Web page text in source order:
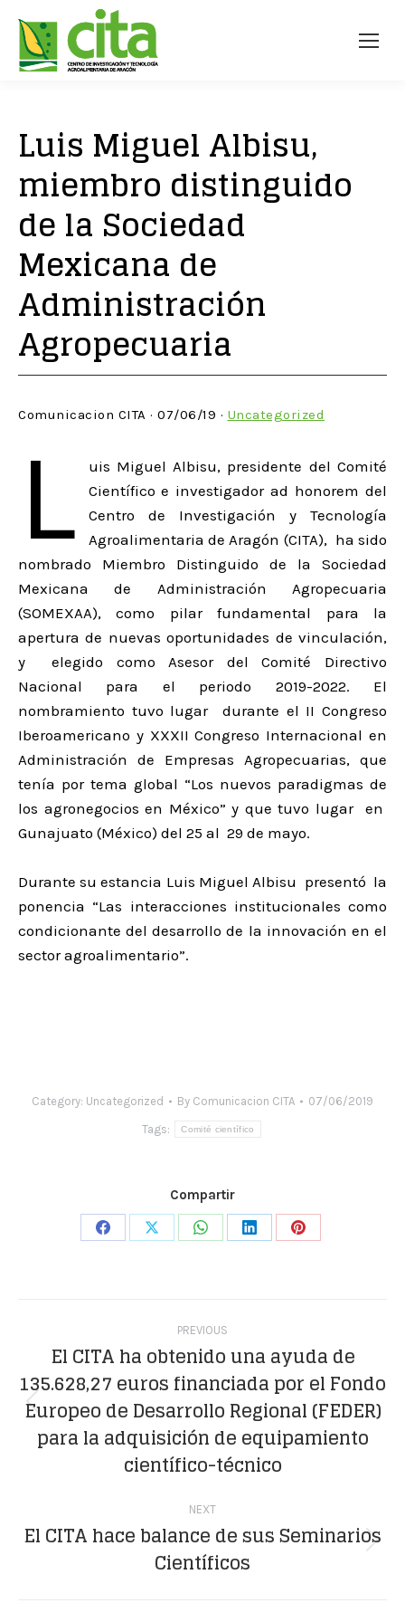
Luis Miguel Albisu,
miembro distinguido
de la Sociedad
Mexicana de
Administración
Agropecuaria
Comunicacion CITA · 07/06/19 · Uncategorized
L
uis Miguel Albisu, presidente del Comité
Científico e investigador ad honorem del
Centro de Investigación y Tecnología
Agroalimentaria de Aragón (CITA), ha sido
nombrado Miembro Distinguido de la Sociedad
Mexicana de Administración Agropecuaria
(SOMEXAA), como pilar fundamental para la
apertura de nuevas oportunidades de vinculación,
y elegido como Asesor del Comité Directivo
Nacional para el periodo 2019-2022. El
nombramiento tuvo lugar durante el II Congreso
Iberoamericano y XXXII Congreso Internacional en
Administración de Empresas Agropecuarias, que
tenía por tema global “Los nuevos paradigmas de
los agronegocios en México” y que tuvo lugar en
Gunajuato (México) del 25 al 29 de mayo.
Durante su estancia Luis Miguel Albisu presentó la
ponencia “Las interacciones institucionales como
condicionante del desarrollo de la innovación en el
sector agroalimentario”.
Category: Uncategorized By Comunicacion CITA 07/06/2019
Tags: Comité científico
Compartir
Share
Share
Share
Share
Share
navigationPREVIOUS
Previous
post:
El CITA ha obtenido una ayuda de
135.628,27 euros financiada por el Fondo
Europeo de Desarrollo Regional (FEDER)
para la adquisición de equipamiento
científico-técnico
NEXT
Next
post:
El CITA hace balance de sus Seminarios
Científicos